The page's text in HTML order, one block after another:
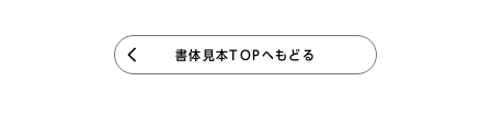
書体見本TOPへもどる